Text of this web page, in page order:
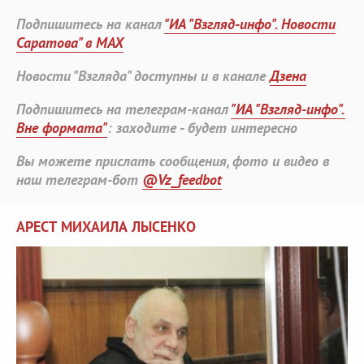
Подпишитесь на канал"ИА "Взгляд-инфо". Новости
Саратова" в MAX
Новости "Взгляда" доступны и в каналеДзена
Подпишитесь на телеграм-канал"ИА "Взгляд-инфо".
Вне формата": заходите - будет интересно
Вы можете прислать сообщения, фото и видео в
наш телеграм-бот @Vz_feedbot
АРЕСТ МИХАИЛА ЛЫСЕНКО